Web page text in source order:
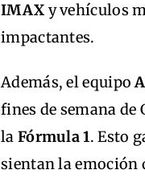
IMAX y vehículos
impactantes.
Además, el equipo
fines de semana de
la Fórmula 1. Esto
sientan la emoción